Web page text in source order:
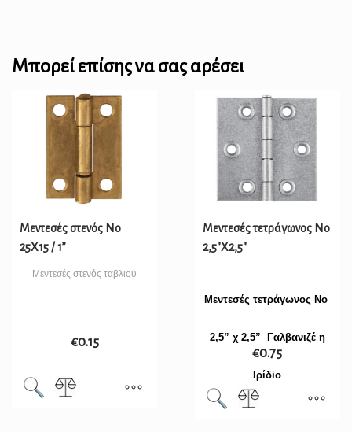
Μπορεί επίσης να σας αρέσει
Μεντεσές στενός Νο
25Χ15 / 1”
Μεντεσές στενός ταβλιού
€0.15
Μεντεσές τετράγωνος Νο
2,5″Χ2,5″
Μεντεσές τετράγωνος Νο
2,5” χ 2,5” Γαλβανιζέ η
Ιρίδio
€0.75